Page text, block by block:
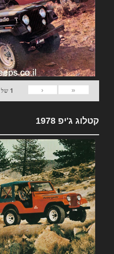
«
‹
1 של
קטלוג ג'יפ 1978